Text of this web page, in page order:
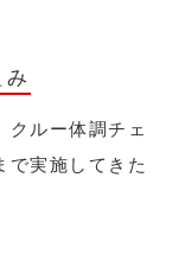
クルー体調チェ
で実施してきた